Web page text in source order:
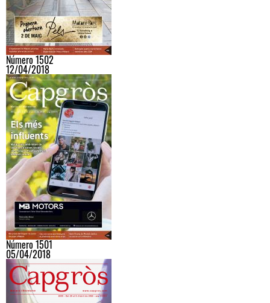
Número 1502
12/04/2018
Número 1501
05/04/2018